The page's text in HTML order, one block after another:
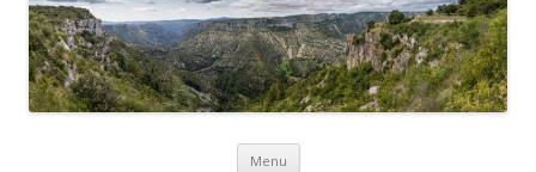
Menu Skip to content